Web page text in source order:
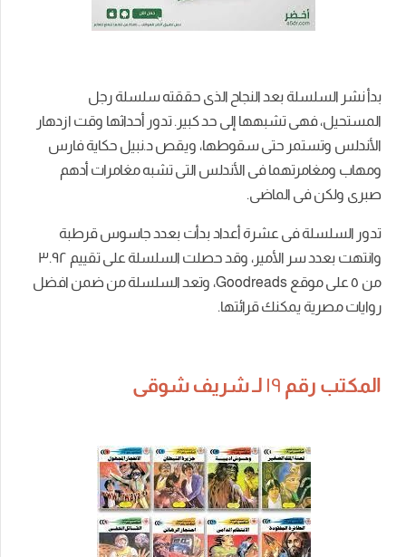
بدأ نشر السلسلة بعد النجاح الذى حققته سلسلة رجل
المستحيل، فهى تشبهها إلى حد كبير. تدور أحداثها وقت ازدهار
الأندلس وتستمر حتى سقوطها، ويقص د.نبيل حكاية فارس
ومهاب ومغامرتهما فى الأندلس التى تشبه مغامرات أدهم
صبرى ولكن فى الماضى.
تدور السلسلة فى عشرة أعداد بدأت بعدد جاسوس قرطبة
وانتهت بعدد سر الأمير، وقد حصلت السلسلة على تقييم ٣.٩٢
من ٥ على موقع Goodreads، وتعد السلسلة من ضمن افضل
روايات مصرية يمكنك قرائتها.
المكتب رقم ١٩ لـ شريف شوقى